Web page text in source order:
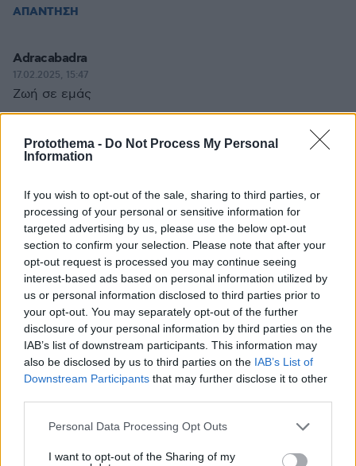
Protothema - Do Not Process My Personal
Information
If you wish to opt-out of the sale, sharing to third parties, or
processing of your personal or sensitive information for
targeted advertising by us, please use the below opt-out
section to confirm your selection. Please note that after your
opt-out request is processed you may continue seeing
interest-based ads based on personal information utilized by
us or personal information disclosed to third parties prior to
your opt-out. You may separately opt-out of the further
disclosure of your personal information by third parties on the
IAB’s list of downstream participants. This information may
also be disclosed by us to third parties on the IAB’s List of
Downstream Participants that may further disclose it to other
Please note that this website/app uses one or more Google
not limited to your visit or usage behaviour. You may click to
Personal Data Processing Opt Outs
I want to opt-out of the Sharing of my
ΑΠΑΝΤΗΣΗ
Adracabadra
17.02.2025, 15:47
Ζωή σε εμάς
ΑΠΑΝΤΗΣΗ
ΠΡΟΣΘΗΚΗ ΣΧΟΛΙΟΥ
ΌΝΟΜΑ *
EMAIL
ΣΧΌΛΙΟ *